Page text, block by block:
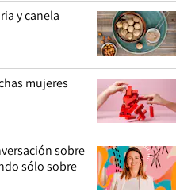
y canela
mujeres
sobre
sólo sobre